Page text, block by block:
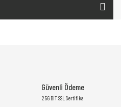
Güvenli Ödeme
256 BIT SSL Sertifika